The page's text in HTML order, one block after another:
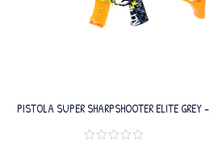
PISTOLA SUPER SHARPSHOOTER ELITE GREY –
WATER BOMB